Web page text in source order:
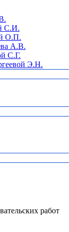
С.И.
О.П.
А.В.
С.Г.
Э.Н.
работ